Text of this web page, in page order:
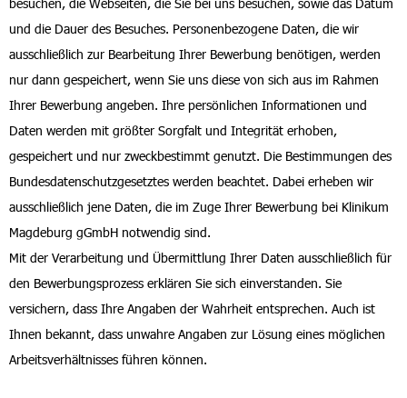
und die Dauer des Besuches. Personenbezogene Daten, die wir
ausschließlich zur Bearbeitung Ihrer Bewerbung benötigen, werden
nur dann gespeichert, wenn Sie uns diese von sich aus im Rahmen
Ihrer Bewerbung angeben. Ihre persönlichen Informationen und
Daten werden mit größter Sorgfalt und Integrität erhoben,
gespeichert und nur zweckbestimmt genutzt. Die Bestimmungen des
Bundesdatenschutzgesetztes werden beachtet. Dabei erheben wir
ausschließlich jene Daten, die im Zuge Ihrer Bewerbung bei Klinikum
Magdeburg gGmbH notwendig sind.
Mit der Verarbeitung und Übermittlung Ihrer Daten ausschließlich für
den Bewerbungsprozess erklären Sie sich einverstanden. Sie
versichern, dass Ihre Angaben der Wahrheit entsprechen. Auch ist
Ihnen bekannt, dass unwahre Angaben zur Lösung eines möglichen
Arbeitsverhältnisses führen können.